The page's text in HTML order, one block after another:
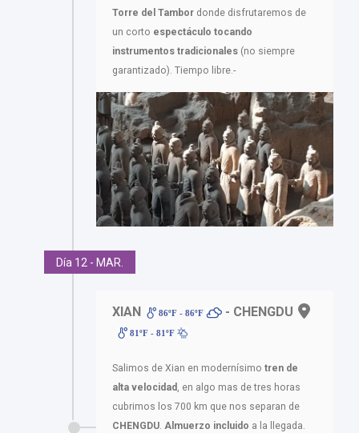
Torre del Tambor donde disfrutaremos de
un corto espectáculo tocando
instrumentos tradicionales (no siempre
garantizado). Tiempo libre.-
Día 12 - MAR.
XIAN 86ºF - 86ºF - CHENGDU
81ºF - 81ºF
Salimos de Xian en modernísimo tren de
alta velocidad
, en algo mas de tres horas
cubrimos los 700 km que nos separan de
CHENGDU Almuerzo incluido a la llegada.